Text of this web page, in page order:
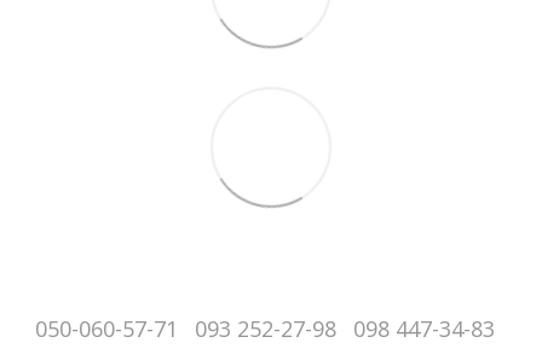
050-060-57-71 093 252-27-98
098 447-34-83